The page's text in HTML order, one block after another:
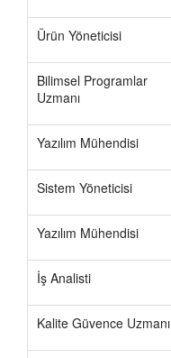
Ürün Yöneticisi
Bilimsel Programlar
Uzmanı
Yazılım Mühendisi
Sistem Yöneticisi
Yazılım Mühendisi
İş Analisti
Kalite Güvence Uzmanı